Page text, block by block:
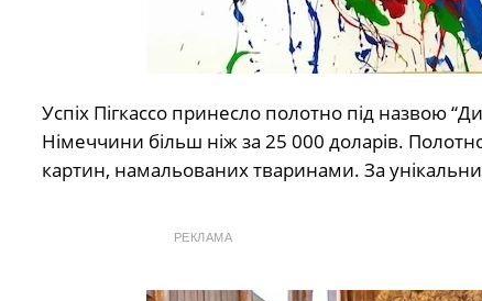
Успіх Пігкассо принесло полотно під назвою
Німеччини більш ніж за 25 000 доларів.
картин, намальованих тваринами. За
РЕКЛАМА